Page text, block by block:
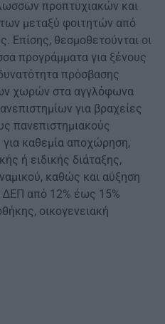
προπτυχιακών και
µεταξύ φοιτητών από
Επίσης, θεσµοθετούνται οι
προγράµµατα για ξένους
πρόσβασης
χωρών στα αγγλόφωνα
για βραχείες
πανεπιστηµιακούς
καθεµία αποχώρηση,
ή ειδικής διάταξης,
καθώς και αύξηση
από 12% έως 15%
οικογενειακή